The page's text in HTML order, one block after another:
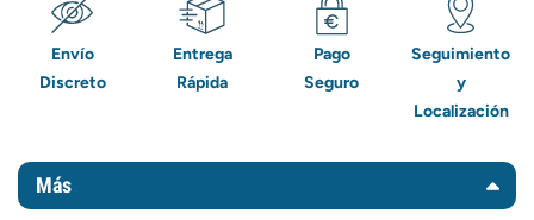
Envío
Discreto
Entrega
Rápida
Pago
Seguro
Seguimiento
y
Localización
Más